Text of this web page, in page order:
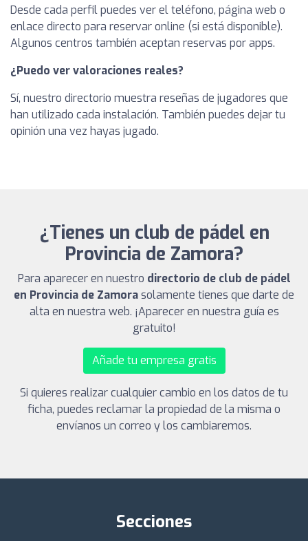
Desde cada perfil puedes ver el teléfono, página web o
enlace directo para reservar online (si está disponible).
Algunos centros también aceptan reservas por apps.
¿Puedo ver valoraciones reales?
Sí, nuestro directorio muestra reseñas de jugadores que
han utilizado cada instalación. También puedes dejar tu
opinión una vez hayas jugado.
¿Tienes un club de pádel en
Provincia de Zamora?
Para aparecer en nuestro directorio de club de pádel
en Provincia de Zamorasolamente tienes que darte de
alta en nuestra web. ¡Aparecer en nuestra guía es
gratuito!
Añade tu empresa gratis
Si quieres realizar cualquier cambio en los datos de tu
ficha, puedes reclamar la propiedad de la misma o
envíanos un correo y los cambiaremos.
Secciones